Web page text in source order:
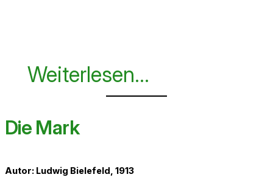
Weiterlesen…
Die Mark
Autor: Ludwig Bielefeld, 1913